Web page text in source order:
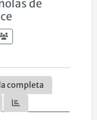
de
completa